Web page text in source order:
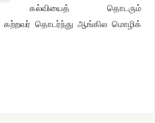
கல்வியைத் தொடரும்
கற்றவர் தொடர்ந்து ஆங்கில மொழிக்